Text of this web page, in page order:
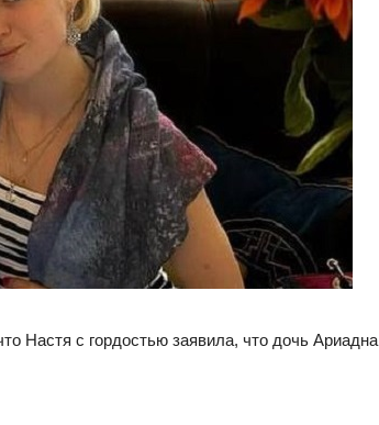
Настя с гордостью заявила, что дочь Ариадна